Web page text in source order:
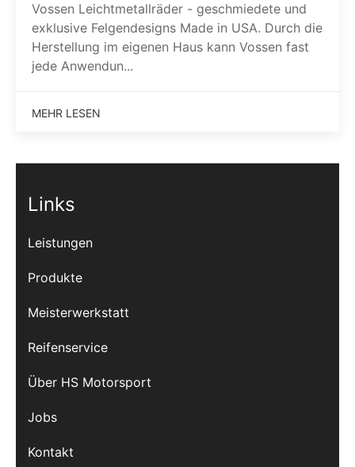
Vossen Leichtmetallräder - geschmiedete und
exklusive Felgendesigns Made in USA. Durch die
Herstellung im eigenen Haus kann Vossen fast
jede Anwendun...
MEHR LESEN
Links
Leistungen
Produkte
Meisterwerkstatt
Reifenservice
Über HS Motorsport
Jobs
Kontakt